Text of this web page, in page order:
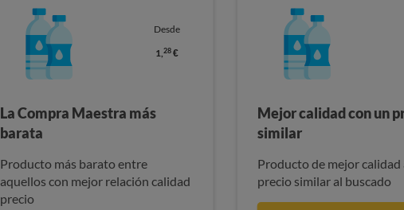
Desde
1,28€
La Compra Maestra más
barata
Producto más barato entre
aquellos con mejor relación calidad
precio
Mejor calidad con un
similar
Producto de mejor calidad
precio similar al buscado